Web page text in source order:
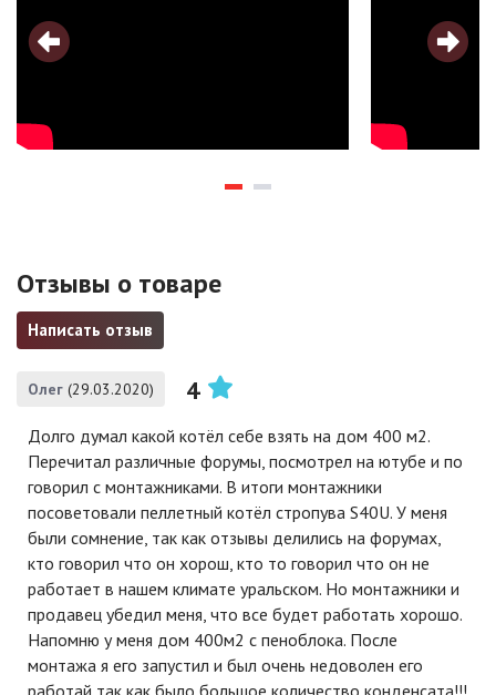
Отзывы о товаре
Написать отзыв
Олег (29.03.2020) 4
Долго думал какой котёл себе взять на дом 400 м2.
Перечитал различные форумы, посмотрел на ютубе и по
говорил с монтажниками. В итоги монтажники
посоветовали пеллетный котёл стропува S40U. У меня
были сомнение, так как отзывы делились на форумах,
кто говорил что он хорош, кто то говорил что он не
работает в нашем климате уральском. Но монтажники и
продавец убедил меня, что все будет работать хорошо.
Напомню у меня дом 400м2 с пеноблока. После
монтажа я его запустил и был очень недоволен его
работай так как было большое количество конденсата!!!